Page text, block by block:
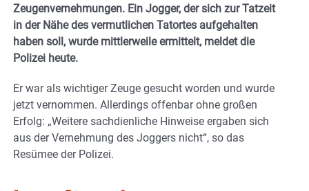
Zeugenvernehmungen. Ein Jogger, der sich zur Tatzeit
in der Nähe des vermutlichen Tatortes aufgehalten
haben soll, wurde mittlerweile ermittelt, meldet die
Polizei heute.
Er war als wichtiger Zeuge gesucht worden und wurde
jetzt vernommen. Allerdings offenbar ohne großen
Erfolg: „Weitere sachdienliche Hinweise ergaben sich
aus der Vernehmung des Joggers nicht“, so das
Resümee der Polizei.